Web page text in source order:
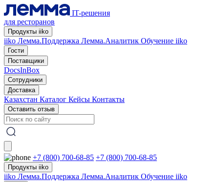
IT-решения
для ресторанов
Продукты iiko
iiko Лемма.Поддержка Лемма.Аналитик Обучение iiko
Гости
Поставщики
DocsInBox
Сотрудники
Доставка
Казахстан Каталог Кейсы Контакты
Оставить отзыв
+7 (800) 700-68-85 +7 (800) 700-68-85
Продукты iiko
iiko Лемма.Поддержка Лемма.Аналитик Обучение iiko